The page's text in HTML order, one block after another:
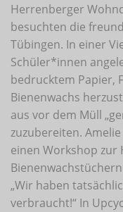
Herrenberger
besuchten die
Tübingen. In einer
Schüler*innen
bedrucktem Papier,
Bienenwachs
aus vor dem Müll
zuzubereiten.
einen Workshop zur
„Wir haben
verbraucht!“ In